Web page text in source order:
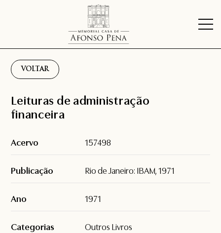
VOLTAR
Leituras de administração
financeira
Acervo 157498
Publicação Rio de Janeiro: IBAM, 1971
Ano 1971
Categorias Outros Livros